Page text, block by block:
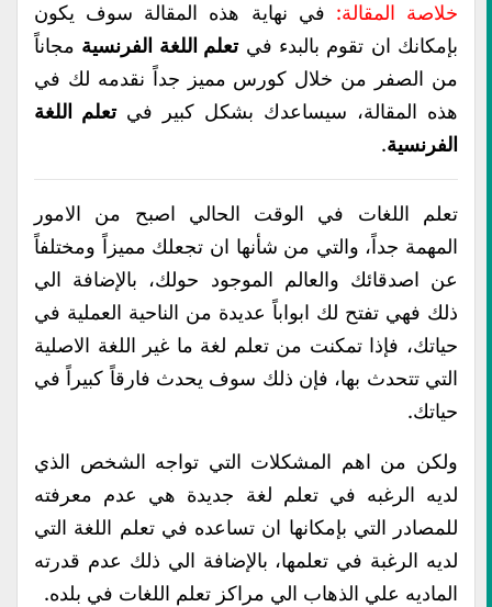
خلاصة المقالة: في نهاية هذه المقالة سوف يكون
بإمكانك ان تقوم بالبدء فيتعلم اللغة الفرنسية مجاناً
من الصفر من خلال كورس مميز جداً نقدمه لك في
هذه المقالة، سيساعدك بشكل كبير فيتعلم اللغة
الفرنسية.
تعلم اللغات في الوقت الحالي اصبح من الامور
المهمة جداً، والتي من شأنها ان تجعلك مميزاً ومختلفاً
عن اصدقائك والعالم الموجود حولك، بالإضافة الي
ذلك فهي تفتح لك ابواباً عديدة من الناحية العملية في
حياتك، فإذا تمكنت من تعلم لغة ما غير اللغة الاصلية
التي تتحدث بها، فإن ذلك سوف يحدث فارقاً كبيراً في
حياتك.
ولكن من اهم المشكلات التي تواجه الشخص الذي
لديه الرغبه في تعلم لغة جديدة هي عدم معرفته
للمصادر التي بإمكانها ان تساعده في تعلم اللغة التي
لديه الرغبة في تعلمها، بالإضافة الي ذلك عدم قدرته
الماديه علي الذهاب الي مراكز تعلم اللغات في بلده.